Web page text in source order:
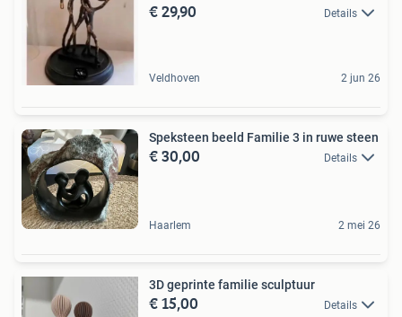
€ 29,90 Details
Veldhoven 2 jun 26
Speksteen beeld Familie 3 in ruwe steen
€ 30,00 Details
Haarlem 2 mei 26
3D geprinte familie sculptuur
€ 15,00 Details